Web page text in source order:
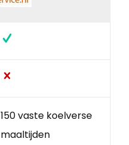
150 vaste koelverse
maaltijden